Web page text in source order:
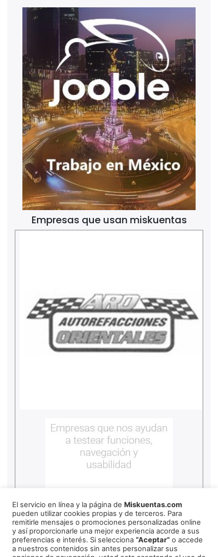
Empresas que usan miskuentas
copyrightmiskuentas2026
El servicio en línea y la página de Miskuentas.com
pueden utilizar cookies propias y de terceros. Para
remitirle mensajes o promociones personalizadas online
y así proporcionarle una mejor experiencia acorde a sus
preferencias e interés. Si selecciona “Aceptar” o accede
a nuestros contenidos sin antes personalizar sus